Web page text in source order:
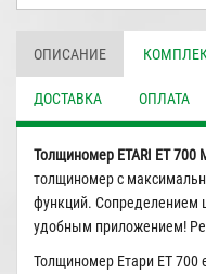
ОПИСАНИЕ
ДОСТАВКА ОПЛАТА
Толщиномер ETARI ЕТ 700
толщиномер с
функций. Сопределением
удобным приложением!
Толщиномер Етари ЕТ 700